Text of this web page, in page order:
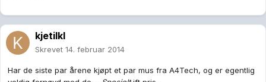
kjetilkl
Skrevet 14. februar 2014
Har de siste par årene kjøpt et par mus fra A4Tech, og er egentlig